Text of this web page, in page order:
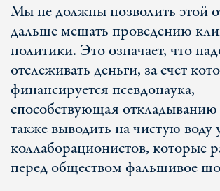
Мы не должны позволить этой
дальше мешать проведению
политики. Это означает, что
отслеживать деньги, за счет
финансируется псевдонаука,
способствующая
также выводить на чистую воду
коллаборационистов, которые
перед обществом фальшивое